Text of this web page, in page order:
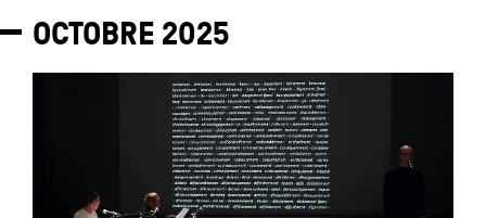
OCTOBRE 2025